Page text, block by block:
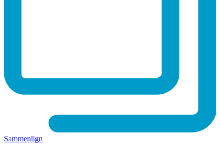
Sammenlign